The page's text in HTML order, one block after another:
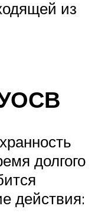
из
долгого
действия: